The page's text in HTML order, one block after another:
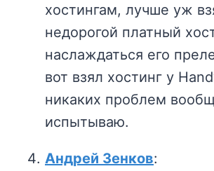
хостингам, лучше уж
недорогой платный
наслаждаться его
вот взял хостинг у
никаких проблем
испытываю.
Андрей Зенков: